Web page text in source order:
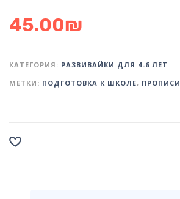
45.00₪
КАТЕГОРИЯ: РАЗВИВАЙКИ ДЛЯ 4-6 ЛЕТ
МЕТКИ: ПОДГОТОВКА К ШКОЛЕ, ПРОПИСИ